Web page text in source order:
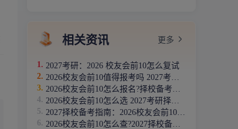
相关资讯 更多
2027考研：2026 校友会前10怎么复试
2026校友会前10值得报考吗 2027考研别踩坑
2026校友会前10怎么报名?择校备考指南
2026校友会前10怎么选 2027考研择校别踩坑
2027择校备考指南：2026校友会前10有哪些?
2026校友会前10怎么查?2027择校备考指南